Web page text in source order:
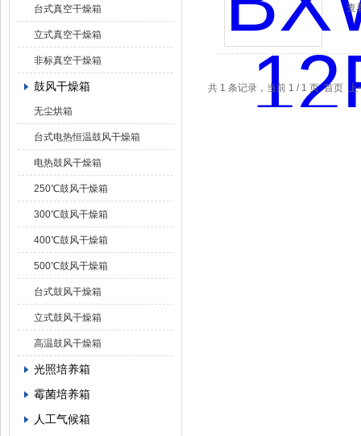
台式真空干燥箱
立式真空干燥箱
非标真空干燥箱
鼓风干燥箱
无尘烘箱
台式电热恒温鼓风干燥箱
电热鼓风干燥箱
250℃鼓风干燥箱
300℃鼓风干燥箱
400℃鼓风干燥箱
500℃鼓风干燥箱
台式鼓风干燥箱
立式鼓风干燥箱
高温鼓风干燥箱
光照培养箱
霉菌培养箱
人工气候箱
查
共 1 条记录，当前 1 / 1 页 首页